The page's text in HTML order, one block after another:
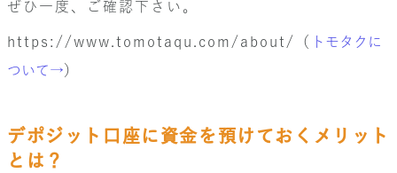
ぜひ一度、ご確認下さい。
https://www.tomotaqu.com/about/（
トモタクに
ついて→）
デポジット口座に資金を預けておくメリット
とは？